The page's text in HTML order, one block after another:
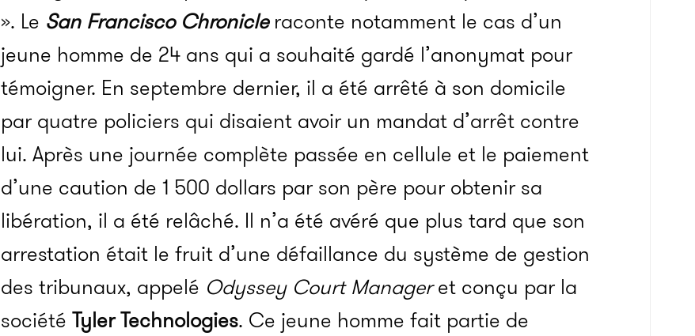
». Le San Francisco Chronicle raconte notamment le cas d’un
jeune homme de 24 ans qui a souhaité gardé l’anonymat pour
témoigner. En septembre dernier, il a été arrêté à son domicile
par quatre policiers qui disaient avoir un mandat d’arrêt contre
lui. Après une journée complète passée en cellule et le paiement
d’une caution de 1 500 dollars par son père pour obtenir sa
libération, il a été relâché. Il n’a été avéré que plus tard que son
arrestation était le fruit d’une défaillance du système de gestion
des tribunaux, appelé Odyssey Court Manageret conçu par la
société Tyler Technologies. Ce jeune homme fait partie de